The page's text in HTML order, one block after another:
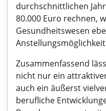
durchschnittlichen
80.000 Euro rechnen,
Gesundheitswesen
Zusammenfassend
nicht nur ein
auch ein äußerst
berufliche